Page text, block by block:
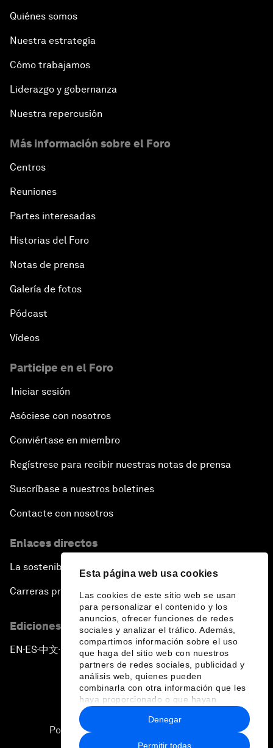
Esta página web usa cookies
Las cookies de este sitio web se usan
para personalizar el contenido y los
anuncios, ofrecer funciones de redes
sociales y analizar el tráfico. Además,
compartimos información sobre el uso
que haga del sitio web con nuestros
partners de redes sociales, publicidad y
análisis web, quienes pueden
combinarla con otra información que les
haya proporcionado o que hayan
recopilado a partir del uso que haya
hecho de sus servicios.
Permitir todas
Denegar
Quiénes somos
Nuestra estrategia
Cómo trabajamos
Liderazgo y gobernanza
Nuestra repercusión
Más información sobre el Foro
Centros
Reuniones
Partes interesadas
Historias del Foro
Notas de prensa
Galería de fotos
Pódcast
Vídeos
Participe en el Foro
Iniciar sesión
Asóciese con nosotros
Conviértase en miembro
Regístrese para recibir nuestras notas de prensa
Suscríbase a nuestros boletines
Contacte con nosotros
Enlaces directos
La sostenibilidad en el Foro
Carreras profesionales
Ediciones en otros idiomas
EN ▪ ES▪中文▪ 日本語
Política de privacidad y normas de uso